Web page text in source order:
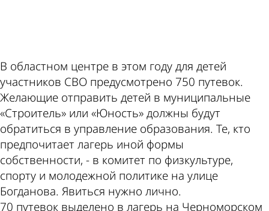
В областном центре в этом году для детей
участников СВО предусмотрено 750 путевок.
Желающие отправить детей в муниципальные
«Строитель» или «Юность» должны будут
обратиться в управление образования. Те, кто
предпочитает лагерь иной формы
собственности, - в комитет по физкультуре,
спорту и молодежной политике на улице
Богданова. Явиться нужно лично.
70 путевок выделено в лагерь на Черноморском